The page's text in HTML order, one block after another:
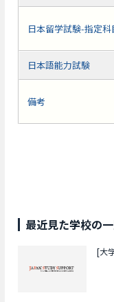
日本留学試験-指定科
日本語能力試験
備考
最近見た学校の
[大